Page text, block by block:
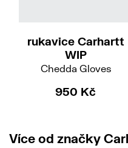
rukavice Carhartt
WIP
Chedda Gloves
950 Kč
Více od značky